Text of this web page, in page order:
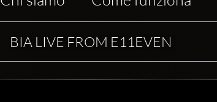
BIA LIVE FROM E11EVEN